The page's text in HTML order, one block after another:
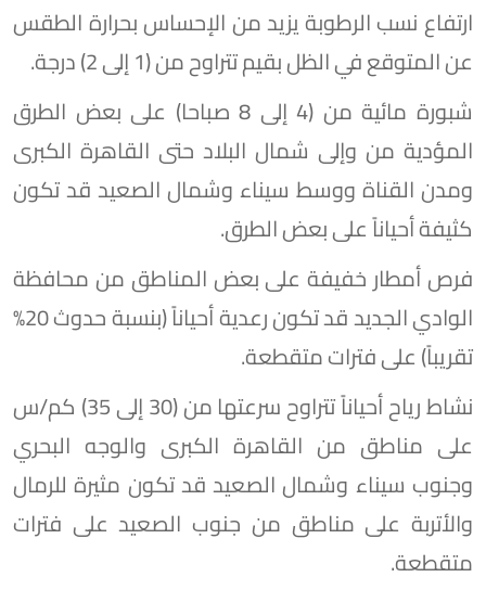
ارتفاع نسب الرطوبة يزيد من الإحساس بحرارة الطقس
عن المتوقع في الظل بقيم تتراوح من (1 إلى 2) درجة.
شبورة مائية من (4 إلى 8 صباحا) على بعض الطرق
المؤدية من وإلى شمال البلاد حتى القاهرة الكبرى
ومدن القناة ووسط سيناء وشمال الصعيد قد تكون
كثيفة أحياناً على بعض الطرق.
فرص أمطار خفيفة على بعض المناطق من محافظة
الوادي الجديد قد تكون رعدية أحياناً (بنسبة حدوث 20%
تقريباً) على فترات متقطعة.
نشاط رياح أحياناً تتراوح سرعتها من (30 إلى 35) كم/س
على مناطق من القاهرة الكبرى والوجه البحري
وجنوب سيناء وشمال الصعيد قد تكون مثيرة للرمال
والأتربة على مناطق من جنوب الصعيد على فترات
متقطعة.